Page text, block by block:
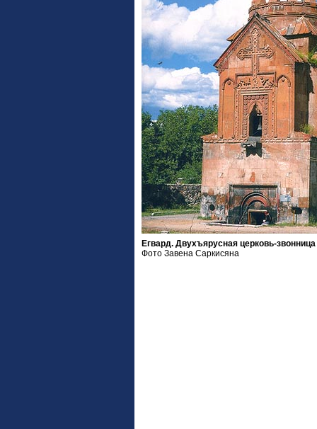
Егвард. Двухъярусная церковь-
Фото Завена Саркисяна